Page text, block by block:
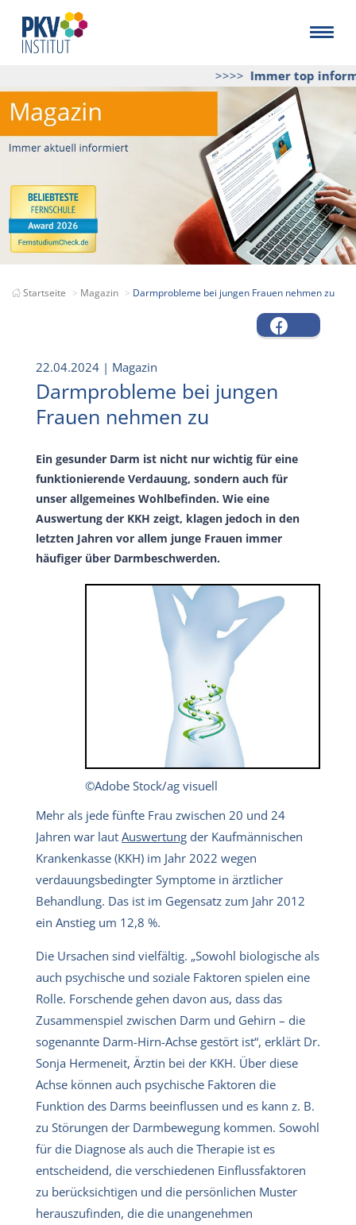
>>>>Immer top
Startseite Magazin Darmprobleme bei jungen Frauen nehmen zu
22.04.2024 | Magazin
Darmprobleme bei jungen
Frauen nehmen zu
Ein gesunder Darm ist nicht nur wichtig für eine
funktionierende Verdauung, sondern auch für
unser allgemeines Wohlbefinden. Wie eine
Auswertung der KKH zeigt, klagen jedoch in den
letzten Jahren vor allem junge Frauen immer
häufiger über Darmbeschwerden.
©Adobe Stock/ag visuell
Mehr als jede fünfte Frau zwischen 20 und 24
Jahren war laut Auswertung der Kaufmännischen
Krankenkasse (KKH) im Jahr 2022 wegen
verdauungsbedingter Symptome in ärztlicher
Behandlung. Das ist im Gegensatz zum Jahr 2012
ein Anstieg um 12,8 %.
Die Ursachen sind vielfältig. „Sowohl biologische als
auch psychische und soziale Faktoren spielen eine
Rolle. Forschende gehen davon aus, dass das
Zusammenspiel zwischen Darm und Gehirn – die
sogenannte Darm-Hirn-Achse gestört ist“, erklärt Dr.
Sonja Hermeneit, Ärztin bei der KKH. Über diese
Achse können auch psychische Faktoren die
Funktion des Darms beeinflussen und es kann z. B.
zu Störungen der Darmbewegung kommen. Sowohl
für die Diagnose als auch die Therapie ist es
entscheidend, die verschiedenen Einflussfaktoren
zu berücksichtigen und die persönlichen Muster
herauszufinden, die die unangenehmen